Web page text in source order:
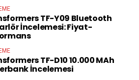
TF-Y09 Bluetooth
İncelemesi: Fiyat-
TF-D10 10.000 MAh
İncelemesi